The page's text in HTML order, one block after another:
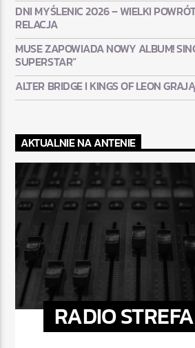
DNI MYŚLENIC 2026 – WIELKI
RELACJA
MUSE ZAPOWIADA NOWY ALBUM!
SUPERSTAR”
ALTER BRIDGE I KINGS OF LEON
AKTUALNIE NA ANTENIE
RADIO